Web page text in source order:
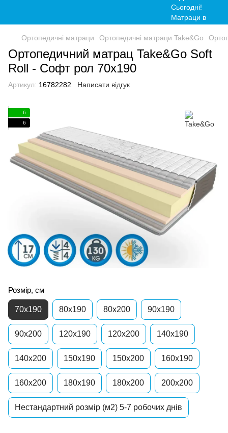
Ортопедичні матраци Ортопедичні матраци Take&Go
Ортопедичний матрац Take&Go Soft
Roll - Софт рол 70x190
Артикул: 16782282 Написати відгук
6
6
Розмір, см
70x190 80x190 80x200 90x190
90x200 120x190 120x200 140x190
140x200 150x190 150x200 160x190
160x200 180x190 180x200 200x200
Нестандартний розмір (м2) 5-7 робочих днів